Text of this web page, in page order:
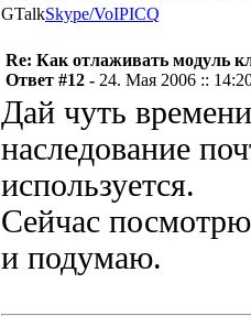
GTalkSkype/VoIPICQ
Re: Как отлаживать модуль
Ответ #12 - 24. Мая 2006 ::
Дай чуть
наследование
используется.
Сейчас
и подумаю.